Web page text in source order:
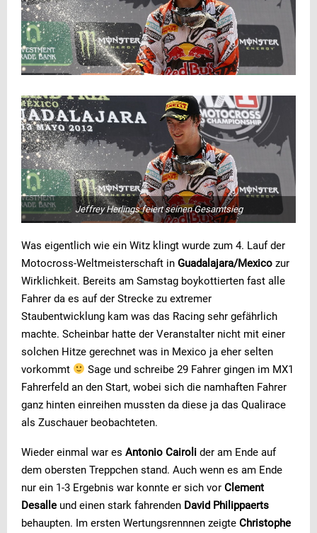
Jeffrey Herlings feiert seinen Gesamtsieg
Was eigentlich wie ein Witz klingt wurde zum 4. Lauf der
Motocross-Weltmeisterschaft in Guadalajara/Mexico zur
Wirklichkeit. Bereits am Samstag boykottierten fast alle
Fahrer da es auf der Strecke zu extremer
Staubentwicklung kam was das Racing sehr gefährlich
machte. Scheinbar hatte der Veranstalter nicht mit einer
solchen Hitze gerechnet was in Mexico ja eher selten
vorkommt
Sage und schreibe 29 Fahrer gingen im MX1
Fahrerfeld an den Start, wobei sich die namhaften Fahrer
ganz hinten einreihen mussten da diese ja das Qualirace
als Zuschauer beobachteten.
Wieder einmal war es Antonio Cairoli der am Ende auf
dem obersten Treppchen stand. Auch wenn es am Ende
nur ein 1-3 Ergebnis war konnte er sich vor Clement
Desalle und einen stark fahrenden David Philippaerts
behaupten. Im ersten Wertungsrennnen zeigte Christophe